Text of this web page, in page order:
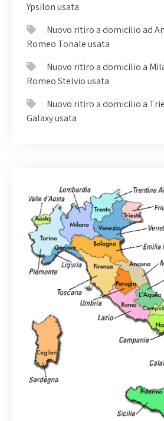
Ypsilon usata
Nuovo ritiro a domicilio ad
Romeo Tonale usata
Nuovo ritiro a domicilio a
Romeo Stelvio usata
Nuovo ritiro a domicilio a
Galaxy usata